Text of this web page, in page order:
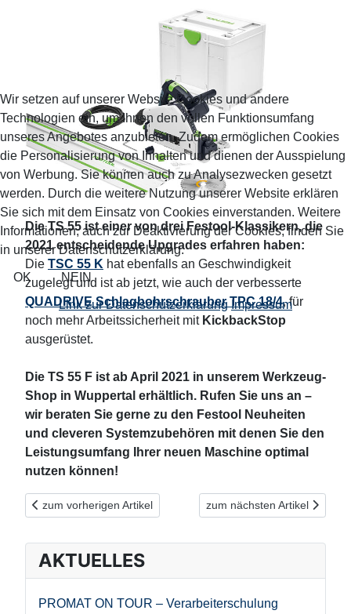
Die TS 55 ist einer von drei Festool-Klassikern, die
2021 entscheidende Upgrades erfahren haben:
Die TSC 55 K hat ebenfalls an Geschwindigkeit
zugelegt und ist ab jetzt, wie auch der verbesserte
QUADRIVE Schlagbohrschrauber TPC 18/4, für
noch mehr Arbeitssicherheit mitKickbackStop
ausgerüstet.
Die TS 55 F ist ab April 2021 in unserem Werkzeug-
Shop in Wuppertal erhältlich. Rufen Sie uns an –
wir beraten Sie gerne zu den Festool Neuheiten
und cleveren Systemzubehören mit denen Sie den
Leistungsumfang Ihrer neuen Maschine optimal
nutzen können!
Vorheriger Beitrag: Schneller, sicherer und ausdauernder:
zum vorherigen Artikel Nächster Beitrag: Festool
zum nächsten Artikel
AKTUELLES
PROMAT ON TOUR – Verarbeiterschulung
Wir setzen auf unserer Website Cookies und andere
Technologien ein, um Ihnen den vollen Funktionsumfang
unseres Angebotes anzubieten. Zudem ermöglichen Cookies
die Personalisierung von Inhalten und dienen der Ausspielung
von Werbung. Sie können auch zu Analysezwecken gesetzt
werden. Durch die weitere Nutzung unserer Website erklären
Sie sich mit dem Einsatz von Cookies einverstanden. Weitere
Informationen, auch zur Deaktivierung der Cookies, finden Sie
in unserer Datenschutzerklärung.
OK NEIN
Link zur Datenschutzerklärung Impressum